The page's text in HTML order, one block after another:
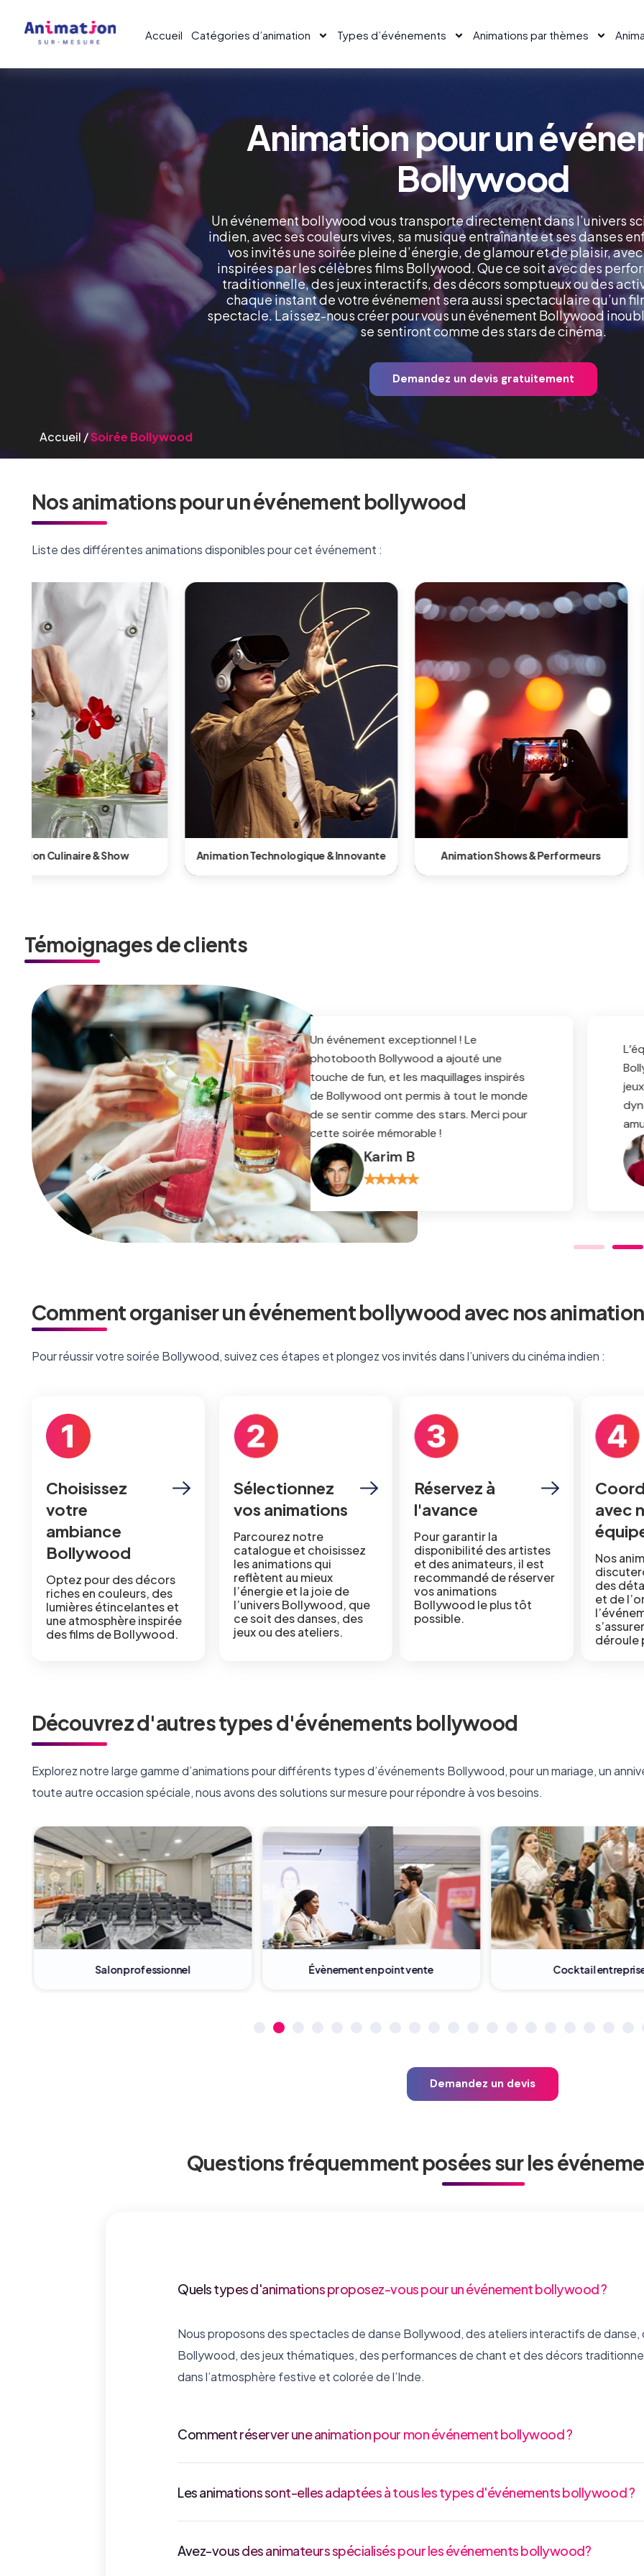
Accueil Catégories d’animation Types d’événements Animations par thèmes
Animation pour un
Bollywood
Un événement bollywood vous transporte directement dans l’univers
indien, avec ses couleurs vives, sa musique entraînante et ses danses
vos invités une soirée pleine d’énergie, de glamour et de plaisir,
inspirées par les célèbres films Bollywood. Que ce soit avec des
traditionnelle, des jeux interactifs, des décors somptueux ou des
chaque instant de votre événement sera aussi spectaculaire qu’un
spectacle. Laissez-nous créer pour vous un événement Bollywood
se sentiront comme des stars de cinéma.
Demandez un devis gratuitement
Accueil/Soirée Bollywood
Nos animations pour un événement bollywood
Liste des différentes animations disponibles pour cet événement :
Technologique & Innovante Animation Shows & Performeurs Animation gonflable
Témoignages de clients
Karim B
Un événement exceptionnel ! Le
photobooth Bollywood a ajouté une
touche de fun, et les maquillages inspirés
de Bollywood ont permis à tout le monde
de se sentir comme des stars. Merci pour
cette soirée mémorable !
Farida S
L’équipe a parfaitement capturé l’esprit de
Bollywood. Les danses, la musique et les
jeux interactifs ont créé une atmosphère
dynamique et joyeuse. Nos invités se sont
Comment organiser un événement bollywood avec nos
Pour réussir votre soirée Bollywood, suivez ces étapes et plongez vos invités dans l’univers du cinéma indien :
Choisissez
votre
ambiance
Bollywood
Optez pour des décors
riches en couleurs, des
lumières étincelantes et
une atmosphère inspirée
des films de Bollywood.
Sélectionnez
vos animations
Parcourez notre
catalogue et choisissez
les animations qui
reflètent au mieux
l’énergie et la joie de
l’univers Bollywood, que
ce soit des danses, des
jeux ou des ateliers.
Réservez à
l'avance
Pour garantir la
disponibilité des artistes
et des animateurs, il est
recommandé de réserver
vos animations
Bollywood le plus tôt
possible.
avec
Nos
des
et de
déroule
Découvrez d'autres types d'événements bollywood
Explorez notre large gamme d’animations pour différents types d’événements Bollywood, pour un mariage, un
toute autre occasion spéciale, nous avons des solutions sur mesure pour répondre à vos besoins.
Salon professionnel Évènement en point vente Cocktail entreprise
Demandez un devis
Questions fréquemment posées sur les
Quels types d'animations proposez-vous pour un événement bollywood ?
Nous proposons des spectacles de danse Bollywood, des ateliers interactifs de danse,
Bollywood, des jeux thématiques, des performances de chant et des décors
dans l’atmosphère festive et colorée de l’Inde.
Comment réserver une animation pour mon événement bollywood ?
Les animations sont-elles adaptées à tous les types d'événements bollywood ?
Avez-vous des animateurs spécialisés pour les événements bollywood?